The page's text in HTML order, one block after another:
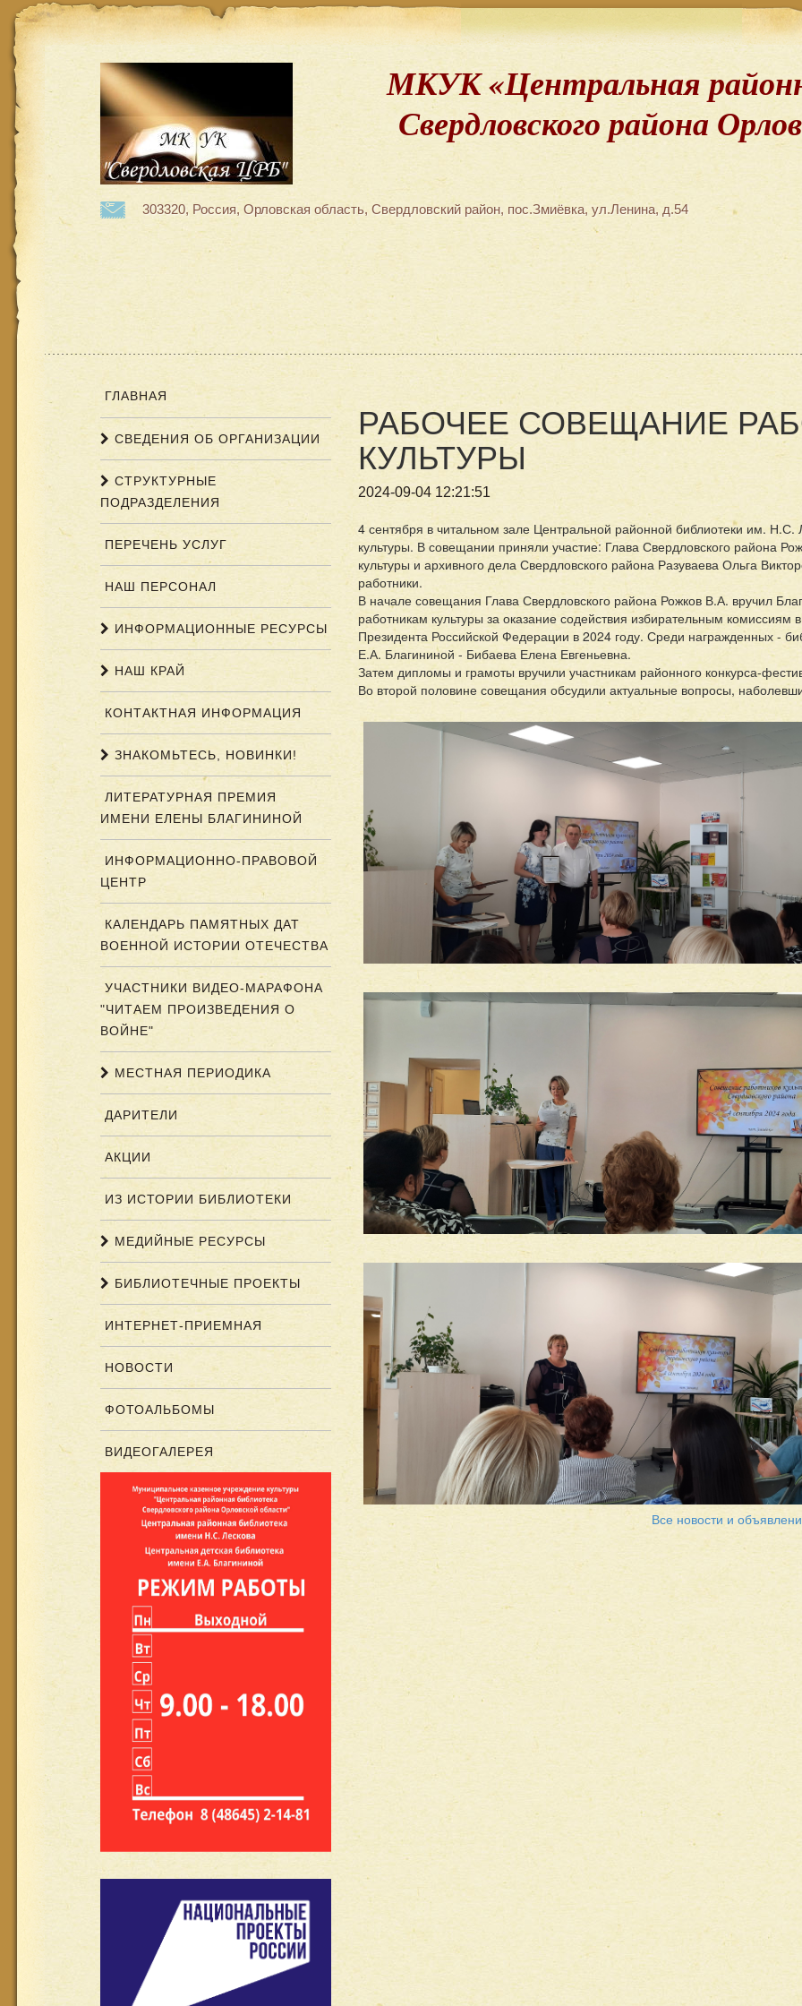
МКУК «Центральная
Свердловского района
303320, Россия, Орловская область, Свердловский район, пос.Змиёвка, ул.Ленина, д.54
РАБОЧЕЕ СОВЕЩАНИЕ
КУЛЬТУРЫ
2024-09-04 12:21:51
4 сентября в читальном зале Центральной районной библиотеки им. Н.С.
культуры. В совещании приняли участие: Глава Свердловского района
культуры и архивного дела Свердловского района Разуваева Ольга
работники.
В начале совещания Глава Свердловского района Рожков В.А. вручил
работникам культуры за оказание содействия избирательным комиссиям
Президента Российской Федерации в 2024 году. Среди награжденных -
Е.А. Благининой - Бибаева Елена Евгеньевна.
Затем дипломы и грамоты вручили участникам районного конкурса-
Во второй половине совещания обсудили актуальные вопросы,
Все новости и
ГЛАВНАЯ
СВЕДЕНИЯ ОБ ОРГАНИЗАЦИИ
СТРУКТУРНЫЕ
ПОДРАЗДЕЛЕНИЯ
ПЕРЕЧЕНЬ УСЛУГ
НАШ ПЕРСОНАЛ
ИНФОРМАЦИОННЫЕ РЕСУРСЫ
НАШ КРАЙ
КОНТАКТНАЯ ИНФОРМАЦИЯ
ЗНАКОМЬТЕСЬ, НОВИНКИ!
ЛИТЕРАТУРНАЯ ПРЕМИЯ
ИМЕНИ ЕЛЕНЫ БЛАГИНИНОЙ
ИНФОРМАЦИОННО-ПРАВОВОЙ
ЦЕНТР
КАЛЕНДАРЬ ПАМЯТНЫХ ДАТ
ВОЕННОЙ ИСТОРИИ ОТЕЧЕСТВА
УЧАСТНИКИ ВИДЕО-МАРАФОНА
"ЧИТАЕМ ПРОИЗВЕДЕНИЯ О
ВОЙНЕ"
МЕСТНАЯ ПЕРИОДИКА
ДАРИТЕЛИ
АКЦИИ
ИЗ ИСТОРИИ БИБЛИОТЕКИ
МЕДИЙНЫЕ РЕСУРСЫ
БИБЛИОТЕЧНЫЕ ПРОЕКТЫ
ИНТЕРНЕТ-ПРИЕМНАЯ
НОВОСТИ
ФОТОАЛЬБОМЫ
ВИДЕОГАЛЕРЕЯ